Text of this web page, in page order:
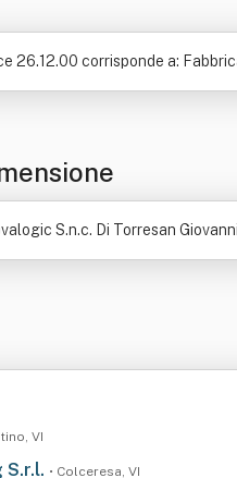
26.12.00 corrisponde a:
S.n.c. Di Torresan
VI
S.r.l. • Colceresa, VI